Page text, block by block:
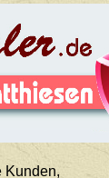
Kunden,